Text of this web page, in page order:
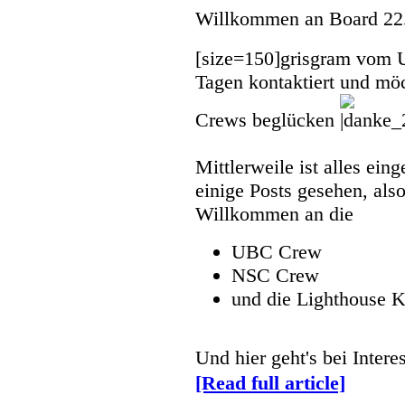
Willkommen an Board
[size=150]grisgram vom
Tagen kontaktiert und
Crews beglücken
Mittlerweile ist alles
einige Posts gesehen,
Willkommen an die
UBC Crew
NSC Crew
und die Lighthouse
Und hier geht's bei
[Read full article]